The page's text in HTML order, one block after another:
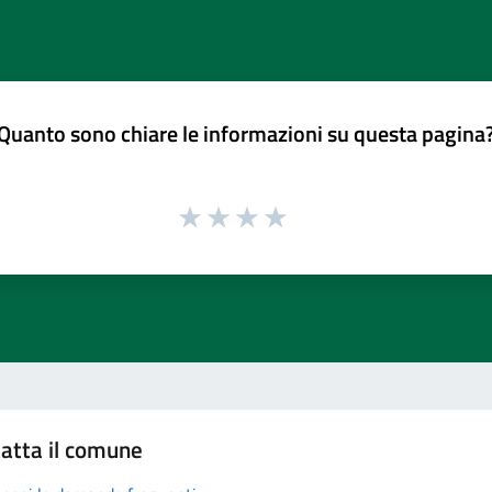
sono chiare le informazioni su questa
il comune